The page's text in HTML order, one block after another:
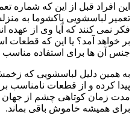
این افراد قبل از این که شماره
تعمیر لباسشویی پاکشوما به
فکر نمی کنند که آیا وی از عهده
بر خواهد آمد؟ یا این که قطعات
جنس آن ها برای استفاده مناسب
به همین دلیل لباسشویی که
پیدا کرده و از قطعات نامناسب
مدت زمان کوتاهی چشم از جهان
برای همیشه خاموش باقی بماند.